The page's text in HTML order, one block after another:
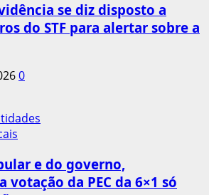
se diz disposto a
do STF para alertar sobre a
0
e do governo,
da PEC da 6×1 só